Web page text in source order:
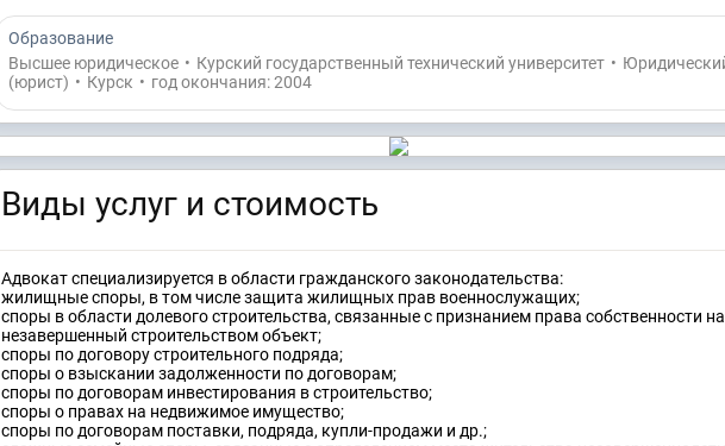
Образование
Высшее юридическое • Курский государственный технический университет •
(юрист) • Курск • год окончания: 2004
Виды услуг и стоимость
Адвокат специализируется в области гражданского законодательства:
жилищные споры, в том числе защита жилищных прав военнослужащих;
споры в области долевого строительства, связанные с признанием права собственности на
незавершенный строительством объект;
споры по договору строительного подряда;
споры о взыскании задолженности по договорам;
споры по договорам инвестирования в строительство;
споры о правах на недвижимое имущество;
споры по договорам поставки, подряда, купли-продажи и др.;